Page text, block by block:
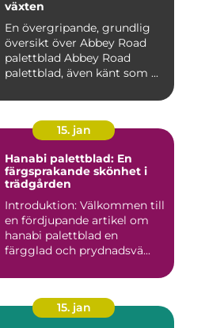
växten
En övergripande, grundlig
översikt över Abbey Road
palettblad Abbey Road
palettblad, även känt som ...
15. jan
Hanabi palettblad: En
färgsprakande skönhet i
trädgården
Introduktion: Välkommen till
en fördjupande artikel om
hanabi palettblad en
färgglad och prydnadsvä...
15. jan